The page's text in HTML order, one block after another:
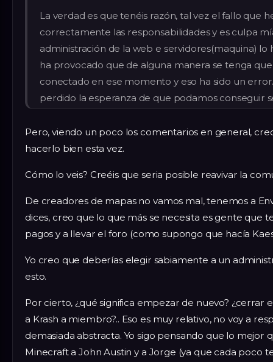
La verdad es que tenéis razón, tal vez el fallo que
correctamente las responsabilidades y es culpa
administración de la web e servidores(maquina)
ha provocado que de alguna manera se tenga
conectado en ese momento y eso ha sido un
perdido la esperanza de que podamos conseguir
Pero, viendo un poco los comentarios en general,
hacerlo bien esta vez.
Cómo lo veis? Creéis que seria posible reavivar la
De creadores de mapas no vamos mal, tenemos a
dices, creo que lo que más se necesita es gente que
pagos y a llevar el foro (como supongo que hacía
Yo creo que deberías elegir sabiamente a un
esto.
Por cierto, ¿qué significa empezar de nuevo? ¿cerrar
a Krash a miembro?.. Eso es muy relativo, no voy a
demasiada abstracta. Yo sigo pensando que lo mejor
Minecraft a John Austin y a Jorge (ya que cada poco